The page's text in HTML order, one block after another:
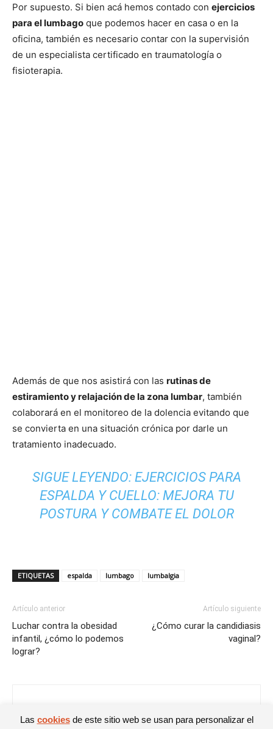
Por supuesto. Si bien acá hemos contado con ejercicios
para el lumbago que podemos hacer en casa o en la
oficina, también es necesario contar con la supervisión
de un especialista certificado en traumatología o
fisioterapia.
Además de que nos asistirá con las rutinas de
estiramiento y relajación de la zona lumbar, también
colaborará en el monitoreo de la dolencia evitando que
se convierta en una situación crónica por darle un
tratamiento inadecuado.
SIGUE LEYENDO: EJERCICIOS PARA
ESPALDA Y CUELLO: MEJORA TU
POSTURA Y COMBATE EL DOLOR
ETIQUETAS espalda lumbago lumbalgia
Artículo anterior
Luchar contra la obesidad
infantil, ¿cómo lo podemos
lograr?
Artículo siguiente
¿Cómo curar la candidiasis
vaginal?
Las cookiesde este sitio web se usan para personalizar el